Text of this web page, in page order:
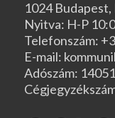
1024 Budapest,
Nyitva: H-P
Telefonszám:
E-mail:
Adószám: